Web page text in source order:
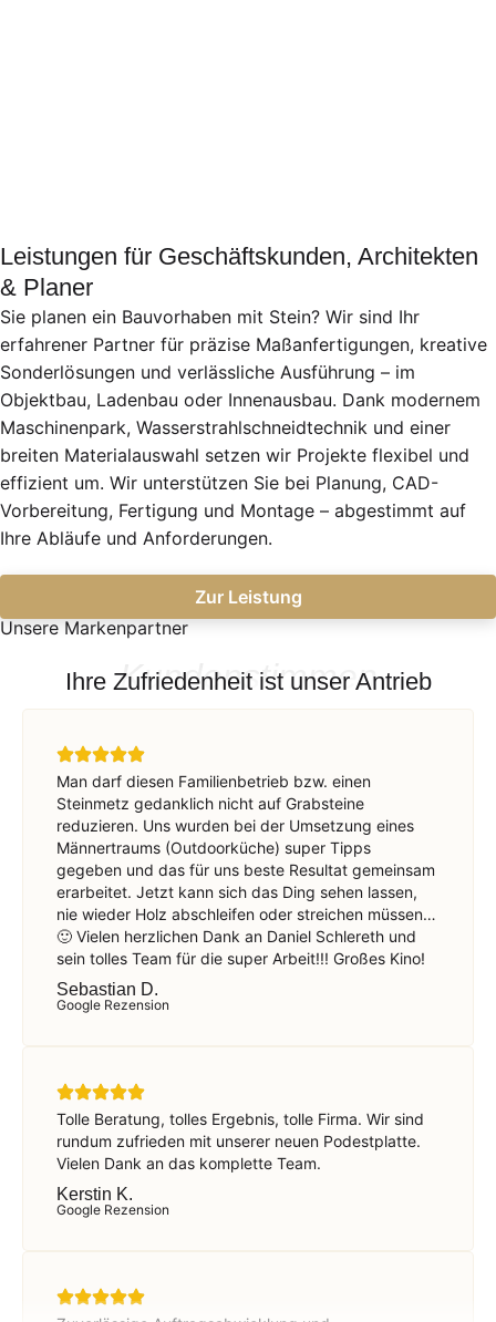
Leistungen für Geschäftskunden, Architekten
& Planer
Sie planen ein Bauvorhaben mit Stein? Wir sind Ihr
erfahrener Partner für präzise Maßanfertigungen, kreative
Sonderlösungen und verlässliche Ausführung – im
Objektbau, Ladenbau oder Innenausbau. Dank modernem
Maschinenpark, Wasserstrahlschneidtechnik und einer
breiten Materialauswahl setzen wir Projekte flexibel und
effizient um. Wir unterstützen Sie bei Planung, CAD-
Vorbereitung, Fertigung und Montage – abgestimmt auf
Ihre Abläufe und Anforderungen.
Zur Leistung
Unsere Markenpartner
Kundenstimmen
Ihre Zufriedenheit ist unser Antrieb
Man darf diesen Familienbetrieb bzw. einen
Steinmetz gedanklich nicht auf Grabsteine
reduzieren. Uns wurden bei der Umsetzung eines
Männertraums (Outdoorküche) super Tipps
gegeben und das für uns beste Resultat gemeinsam
erarbeitet. Jetzt kann sich das Ding sehen lassen,
nie wieder Holz abschleifen oder streichen müssen…
🙂 Vielen herzlichen Dank an Daniel Schlereth und
sein tolles Team für die super Arbeit!!! Großes Kino!
Sebastian D.
Google Rezension
Tolle Beratung, tolles Ergebnis, tolle Firma. Wir sind
rundum zufrieden mit unserer neuen Podestplatte.
Vielen Dank an das komplette Team.
Kerstin K.
Google Rezension